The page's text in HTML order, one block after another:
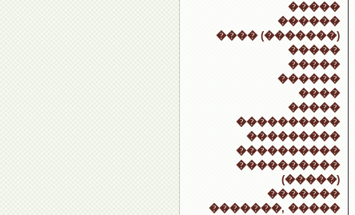
�����
������
���� (�������)
�����
�����
������
����
�����
����������
���������
����������
����������
(�����)
�������
�������, �����